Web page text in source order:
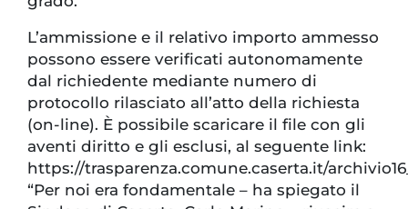
L’ammissione e il relativo importo ammesso
possono essere verificati autonomamente
dal richiedente mediante numero di
protocollo rilasciato all’atto della richiesta
(on-line). È possibile scaricare il file con gli
aventi diritto e gli esclusi, al seguente link:
https://trasparenza.comune.caserta.it/
“Per noi era fondamentale – ha spiegato il